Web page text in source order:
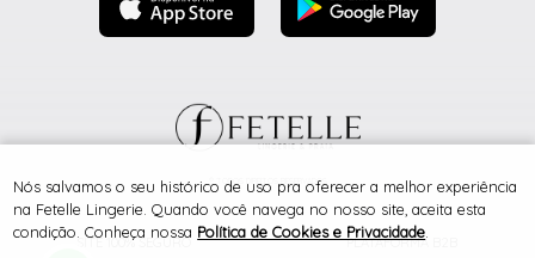
SITE 100% SEGURO PLATAFORMA B2B
® TODOS DIREITOS RESERVADOS
Nós salvamos o seu histórico de uso pra oferecer a melhor experiência
na Fetelle Lingerie. Quando você navega no nosso site, aceita esta
condição. Conheça nossa Política de Cookies e Privacidade